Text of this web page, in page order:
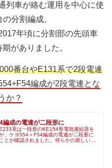
列車が絡む運用を中心に使
分割編成。
年頃に分割部の先頭車
がありました。
番台やE131系で2段電連
編成が2段電連とな
か？
編成の電連が二段形に
系は一段形のKE154形電気連結器を
、ケヨ554＋F54編成の電連が二段形に
とが確認されました。何らかの新しい引